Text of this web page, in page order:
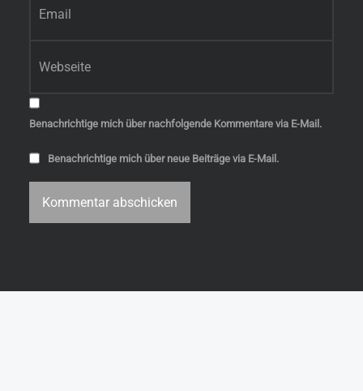
Benachrichtige mich über nachfolgende Kommentare via E-Mail.
Benachrichtige mich über neue Beiträge via E-Mail.